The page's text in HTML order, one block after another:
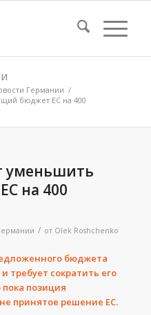
Германии /
бюджет ЕС на 400
уменьшить
на 400
/ от Olek Roshchenko
бюджета
требует сократить его
позиция
принятое решение ЕС.